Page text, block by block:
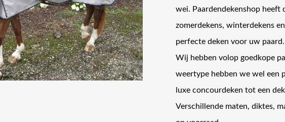
wei. Paardendekenshop heeft
zomerdekens, winterdekens
perfecte deken voor uw paard.
Wij hebben volop goedkope
weertype hebben we wel een
luxe concourdeken tot een
Verschillende maten, diktes,